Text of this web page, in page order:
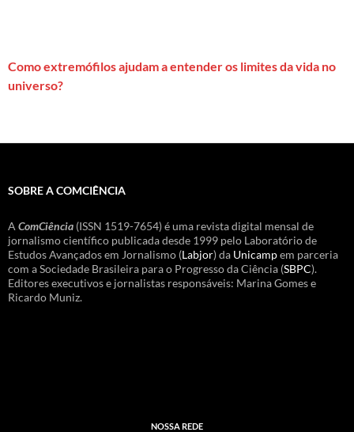
Como extremófilos ajudam a entender os limites da vida no
universo?
SOBRE A COMCIÊNCIA
A ComCiência (ISSN 1519-7654) é uma revista digital mensal de
jornalismo científico publicada desde 1999 pelo Laboratório de
Estudos Avançados em Jornalismo (Labjor) da Unicampem parceria
com a Sociedade Brasileira para o Progresso da Ciência (SBPC).
Editores executivos e jornalistas responsáveis: Marina Gomes e
Ricardo Muniz.
NOSSA REDE